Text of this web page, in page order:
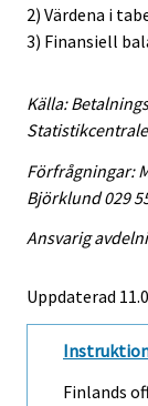
2) Värdena i
3) Finansiell
Källa:
Förfrågningar:
Björklund 029
Ansvarig
Uppdaterad
Finlands